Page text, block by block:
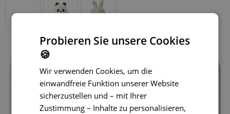
Probieren Sie unsere Cookies
🍪
Wir verwenden Cookies, um die
einwandfreie Funktion unserer Website
sicherzustellen und – mit Ihrer
Zustimmung – Inhalte zu personalisieren,